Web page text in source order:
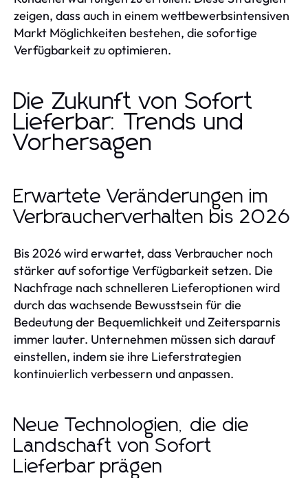
zeigen, dass auch in einem wettbewerbsintensiven
Markt Möglichkeiten bestehen, die sofortige
Verfügbarkeit zu optimieren.
Die Zukunft von Sofort
Lieferbar: Trends und
Vorhersagen
Erwartete Veränderungen im
Verbraucherverhalten bis 2026
Bis 2026 wird erwartet, dass Verbraucher noch
stärker auf sofortige Verfügbarkeit setzen. Die
Nachfrage nach schnelleren Lieferoptionen wird
durch das wachsende Bewusstsein für die
Bedeutung der Bequemlichkeit und Zeitersparnis
immer lauter. Unternehmen müssen sich darauf
einstellen, indem sie ihre Lieferstrategien
kontinuierlich verbessern und anpassen.
Neue Technologien, die die
Landschaft von Sofort
Lieferbar prägen